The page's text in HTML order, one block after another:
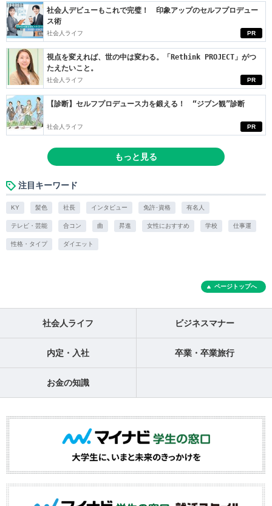
PR
社会人デビューもこれで完璧！ 印象アップのセルフプロデュー
ス術
社会人ライフ
PR
視点を変えれば、世の中は変わる。「Rethink PROJECT」がつ
たえたいこと。
社会人ライフ
PR
【診断】セルフプロデュース力を鍛える！ “ジブン観”診断
社会人ライフ
もっと見る
注目キーワード
KY 髪色 社長 インタビュー 免許･資格 有名人
テレビ・芸能 合コン 曲 昇進 女性におすすめ 学校 仕事運
性格・タイプ ダイエット
ページトップへ
社会人ライフ ビジネスマナー
内定・入社 卒業・卒業旅行
お金の知識